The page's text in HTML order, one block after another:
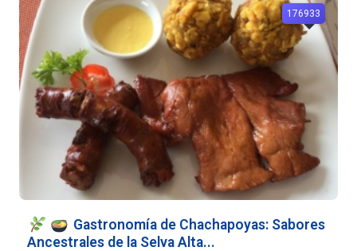
Gastronomía de Chachapoyas: Sabores
Ancestrales de la Selva Alta...
176933